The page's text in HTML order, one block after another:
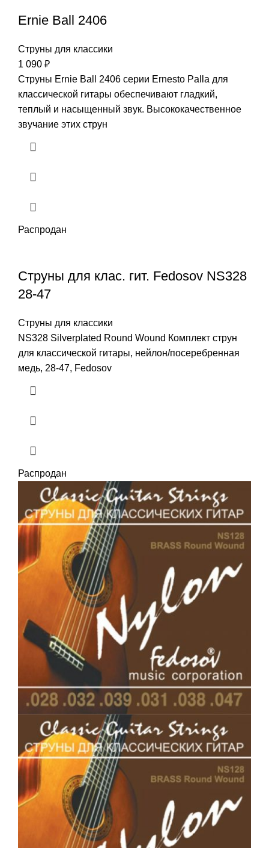
Ernie Ball 2406
Струны для классики
1 090 ₽
Струны Ernie Ball 2406 серии Ernesto Palla для
классической гитары обеспечивают гладкий,
теплый и насыщенный звук. Высококачественное
звучание этих струн
Распродан
Струны для клас. гит. Fedosov NS328
28-47
Струны для классики
NS328 Silverplated Round Wound Комплект струн
для классической гитары, нейлон/посеребренная
медь, 28-47, Fedosov
Распродан